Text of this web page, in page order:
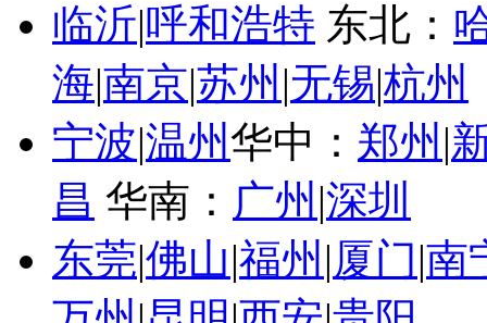
临沂|呼和浩特 东北：
海|南京|苏州 |无锡|杭州
宁波|温州华中： 郑州 |
昌 华南： 广州 |深圳
东莞|佛山|福州 |厦门|南